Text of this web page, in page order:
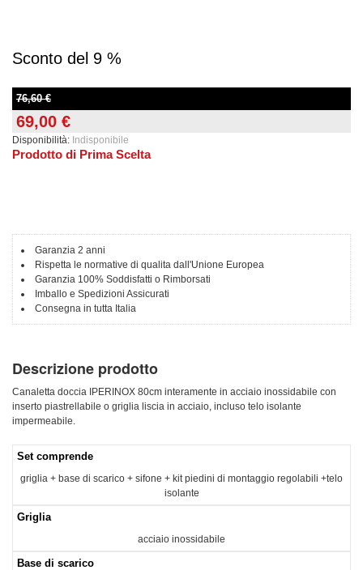
Sconto del 9 %
76,60 €
69,00 €
Disponibilità: Indisponibile
Prodotto di Prima Scelta
Garanzia 2 anni
Rispetta le normative di qualita dall'Unione Europea
Garanzia 100% Soddisfatti o Rimborsati
Imballo e Spedizioni Assicurati
Consegna in tutta Italia
Descrizione prodotto
Canaletta doccia IPERINOX 80cm interamente in acciaio inossidabile con
inserto piastrellabile o griglia liscia in acciaio, incluso telo isolante
impermeabile.
Set comprende
griglia + base di scarico + sifone + kit piedini di montaggio regolabili +telo
isolante
Griglia
acciaio inossidabile
Base di scarico